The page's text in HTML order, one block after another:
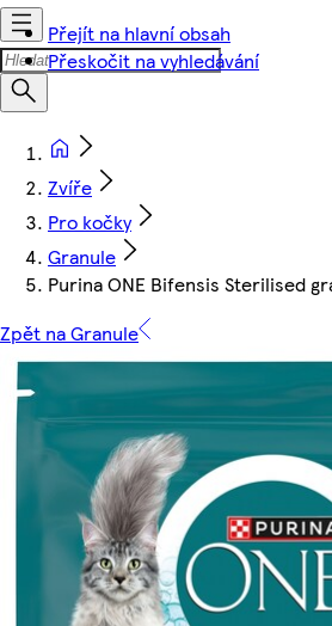
Přejít na hlavní obsah
Přeskočit na vyhledávání
Zvíře
Pro kočky
Granule
Purina ONE Bifensis Sterilised
Zpět na Granule